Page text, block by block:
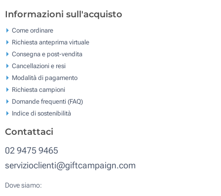
Informazioni sull'acquisto
Come ordinare
Richiesta anteprima virtuale
Consegna e post-vendita
Cancellazioni e resi
Modalità di pagamento
Richiesta campioni
Domande frequenti (FAQ)
Indice di sostenibilità
Contattaci
02 9475 9465
servizioclienti@giftcampaign.com
Dove siamo: